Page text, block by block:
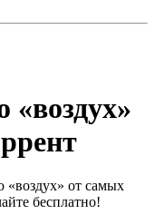
от самых
бесплатно!